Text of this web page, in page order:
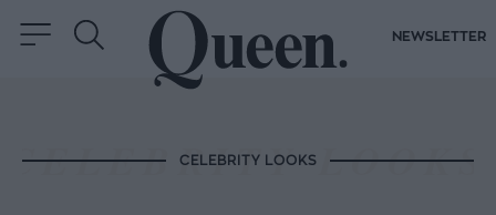
NEWSLETTER
CELEBRITY LOOKS